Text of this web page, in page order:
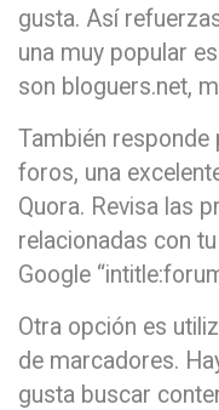
gusta. Así
una muy popular
son bloguers.net,
También
foros, una
Quora. Revisa las
relacionadas con
Google
Otra opción es
de marcadores.
gusta buscar